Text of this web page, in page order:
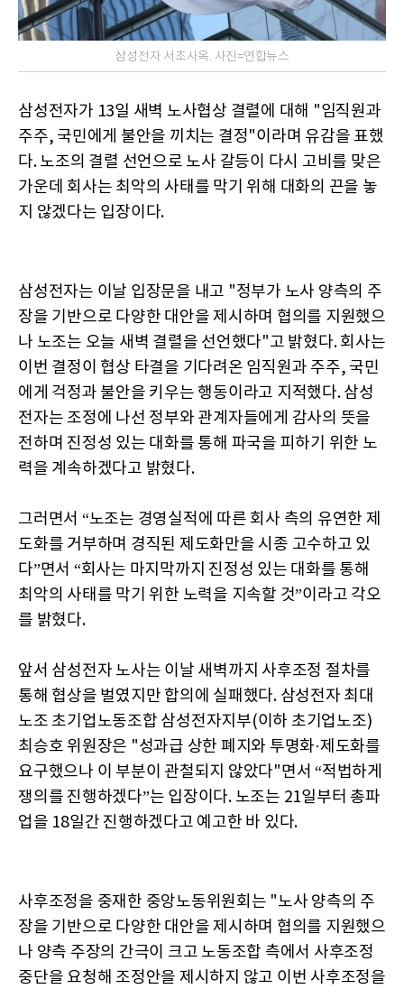
삼성전자 서초사옥. 사진=연합뉴스
삼성전자가 13일 새벽 노사협상 결렬에 대해 "임직원과
주주, 국민에게 불안을 끼치는 결정"이라며 유감을 표했
다. 노조의 결렬 선언으로 노사 갈등이 다시 고비를 맞은
가운데 회사는 최악의 사태를 막기 위해 대화의 끈을 놓
지 않겠다는 입장이다.
삼성전자는 이날 입장문을 내고 "정부가 노사 양측의 주
장을 기반으로 다양한 대안을 제시하며 협의를 지원했으
나 노조는 오늘 새벽 결렬을 선언했다"고 밝혔다. 회사는
이번 결정이 협상 타결을 기다려온 임직원과 주주, 국민
에게 걱정과 불안을 키우는 행동이라고 지적했다. 삼성
전자는 조정에 나선 정부와 관계자들에게 감사의 뜻을
전하며 진정성 있는 대화를 통해 파국을 피하기 위한 노
력을 계속하겠다고 밝혔다.
그러면서 “노조는 경영실적에 따른 회사 측의 유연한 제
도화를 거부하며 경직된 제도화만을 시종 고수하고 있
다”면서 “회사는 마지막까지 진정성 있는 대화를 통해
최악의 사태를 막기 위한 노력을 지속할 것”이라고 각오
를 밝혔다.
앞서 삼성전자 노사는 이날 새벽까지 사후조정 절차를
통해 협상을 벌였지만 합의에 실패했다. 삼성전자 최대
노조 초기업노동조합 삼성전자지부(이하 초기업노조)
최승호 위원장은 "성과급 상한 폐지와 투명화·제도화를
요구했으나 이 부분이 관철되지 않았다"면서 “적법하게
쟁의를 진행하겠다”는 입장이다. 노조는 21일부터 총파
업을 18일간 진행하겠다고 예고한 바 있다.
사후조정을 중재한 중앙노동위원회는 "노사 양측의 주
장을 기반으로 다양한 대안을 제시하며 협의를 지원했으
나 양측 주장의 간극이 크고 노동조합 측에서 사후조정
중단을 요청해 조정안을 제시하지 않고 이번 사후조정을